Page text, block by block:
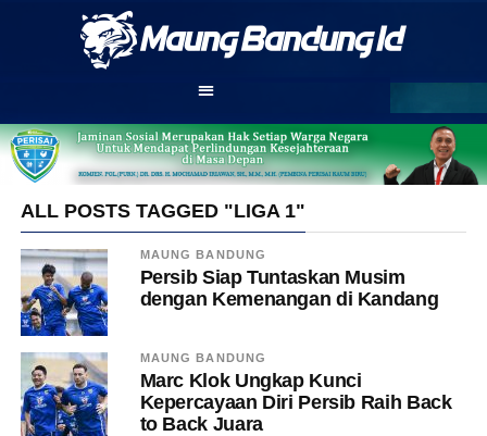
ALL POSTS TAGGED "LIGA 1"
MAUNG BANDUNG
Persib Siap Tuntaskan Musim
dengan Kemenangan di Kandang
MAUNG BANDUNG
Marc Klok Ungkap Kunci
Kepercayaan Diri Persib Raih Back
to Back Juara